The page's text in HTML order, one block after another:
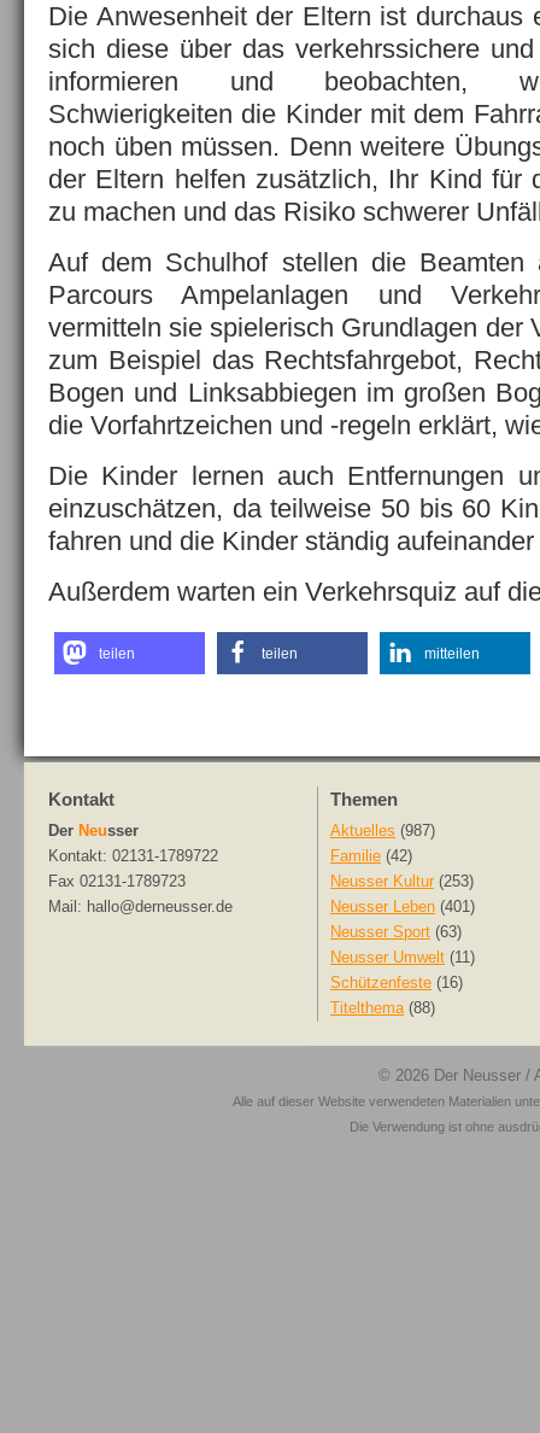
Die Anwesenheit der Eltern ist durchaus
sich diese über das verkehrssichere
informieren und beobachten,
Schwierigkeiten die Kinder mit dem
noch üben müssen. Denn weitere
der Eltern helfen zusätzlich, Ihr Kind für
zu machen und das Risiko schwerer
Auf dem Schulhof stellen die Beamten
Parcours Ampelanlagen und
vermitteln sie spielerisch Grundlagen der
zum Beispiel das Rechtsfahrgebot,
Bogen und Linksabbiegen im großen
die Vorfahrtzeichen und -regeln erklärt,
Die Kinder lernen auch Entfernungen
einzuschätzen, da teilweise 50 bis 60
fahren und die Kinder ständig
Außerdem warten ein Verkehrsquiz auf
teilen teilen mitteilen
Kontakt
Der Neusser
Kontakt: 02131-1789722
Fax 02131-1789723
Mail: hallo@derneusser.de
Themen
Aktuelles (987)
Familie (42)
Neusser Kultur (253)
Neusser Leben (401)
Neusser Sport (63)
Neusser Umwelt (11)
Schützenfeste (16)
Titelthema(88)
© 2026 Der Neusser /
Alle auf dieser Website verwendeten Materialien
Die Verwendung ist ohne